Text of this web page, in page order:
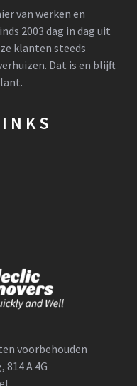
van werken en
2003 dag in dag uit
klanten steeds
Dat is en blijft
voorbehouden
814 A 4G